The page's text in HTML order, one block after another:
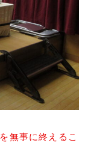
無事に終えるこ